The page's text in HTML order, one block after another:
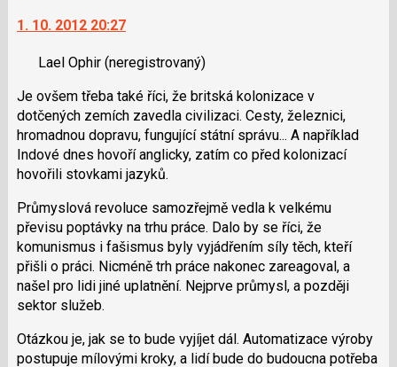
další
názor.
navigaci
lze
použít
i
klávesy
N
pro
následující
a
P
pro
nový
názor
1. 10. 2012 20:27
Lael Ophir (neregistrovaný)
Je ovšem třeba také říci, že britská kolonizace v
dotčených zemích zavedla civilizaci. Cesty, železnici,
hromadnou dopravu, fungující státní správu... A například
Indové dnes hovoří anglicky, zatím co před kolonizací
hovořili stovkami jazyků.
Průmyslová revoluce samozřejmě vedla k velkému
převisu poptávky na trhu práce. Dalo by se říci, že
komunismus i fašismus byly vyjádřením síly těch, kteří
přišli o práci. Nicméně trh práce nakonec zareagoval, a
našel pro lidi jiné uplatnění. Nejprve průmysl, a později
sektor služeb.
Otázkou je, jak se to bude vyjíjet dál. Automatizace výroby
postupuje mílovými kroky, a lidí bude do budoucna potřeba